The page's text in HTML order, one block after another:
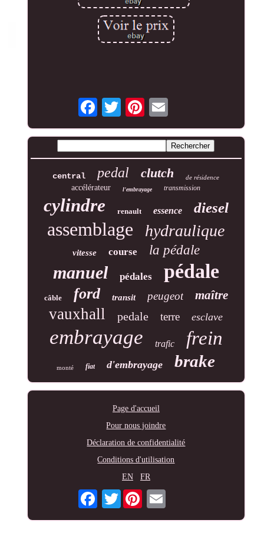
central pedal clutch de résidence
accélérateur l'embrayage transmission
cylindre renault essence diesel
assemblage hydraulique
vitesse course la pédale
manuel pédales pédale
câble ford transit peugeot maître
vauxhall pedale terre esclave
embrayage trafic frein
monté fiat d'embrayage brake
Page d'accueil
Pour nous joindre
Déclaration de confidentialité
Conditions d'utilisation
EN
FR
Twitter